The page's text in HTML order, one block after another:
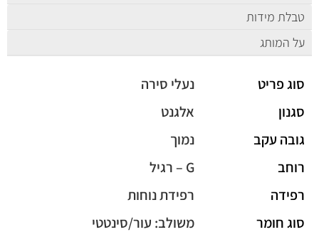
טבלת מידות
על המותג
סוג פריט
נעלי סירה
סגנון
אלגנט
גובה עקב
נמוך
רוחב
G – רגיל
רפידה
רפידת נוחות
סוג חומר
משולב: עור/סינטטי